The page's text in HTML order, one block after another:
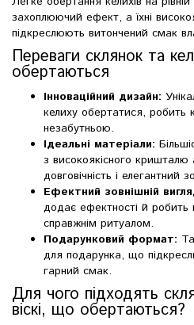
захоплюючий ефект, а їхні
підкреслюють витончений смак
Переваги склянок та
обертаються
Інноваційний дизайн:
келиху обертатися,
незабутньою.
Ідеальні матеріали:
з високоякісного
довговічність і елегантний
Ефектний зовнішній
додає ефектності й робить
справжнім ритуалом.
Подарунковий формат:
для подарунка, що
гарний смак.
Для чого підходять
віскі, що обертаються?